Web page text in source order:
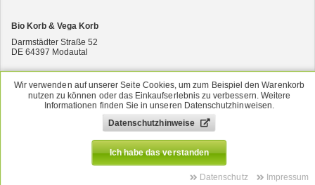
Bröckchen Huhn mit Brennessel&Tomate 405 g Yarrah Bio Hundefutter
Bio Korb & Vega Korb
Darmstädter Straße 52
DE 64397 Modautal
06167-9139760
06167-913480
versand@bsbio.de
Shopsystem & Warenwirtschaft bye-vendo
Zur klassischen Ansicht wechseln
Wir verwenden auf unserer Seite Cookies, um zum Beispiel den Warenkorb
nutzen zu können oder das Einkaufserlebnis zu verbessern. Weitere
Informationen finden Sie in unseren Datenschutzhinweisen.
Datenschutzhinweise
Ich habe das verstanden
Datenschutz Impressum